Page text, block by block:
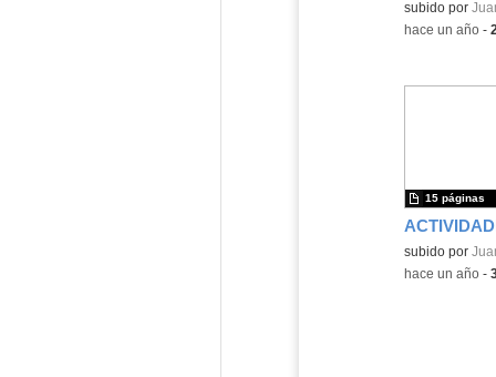
Contenido
subido por
-hace un año-
Contenido
subido por
15 páginas
-hace un año-